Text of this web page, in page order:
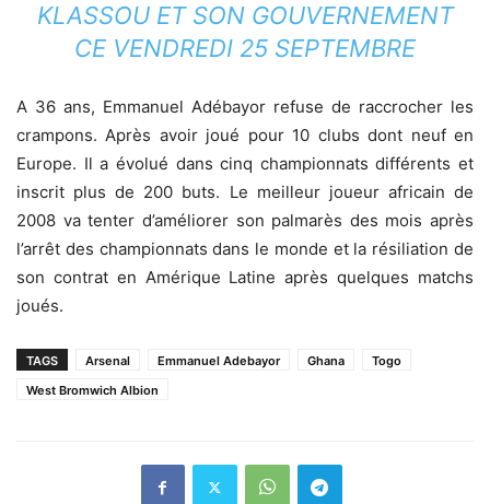
KLASSOU ET SON GOUVERNEMENT
CE VENDREDI 25 SEPTEMBRE
A 36 ans, Emmanuel Adébayor refuse de raccrocher les
crampons. Après avoir joué pour 10 clubs dont neuf en
Europe. Il a évolué dans cinq championnats différents et
inscrit plus de 200 buts. Le meilleur joueur africain de
2008 va tenter d’améliorer son palmarès des mois après
l’arrêt des championnats dans le monde et la résiliation de
son contrat en Amérique Latine après quelques matchs
joués.
TAGS Arsenal Emmanuel Adebayor Ghana
Togo
West Bromwich Albion